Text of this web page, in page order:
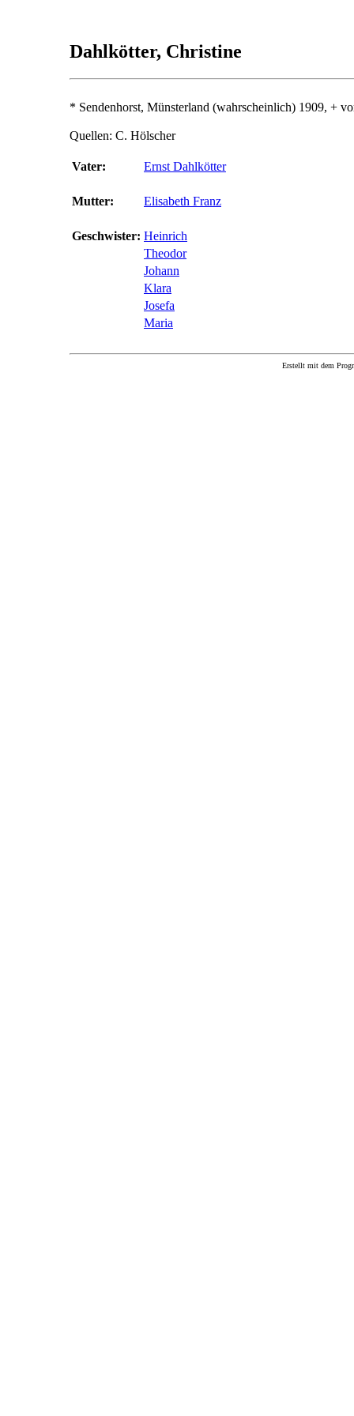
Dahlkötter, Christine
* Sendenhorst, Münsterland (wahrscheinlich) 1909, +
Quellen: C. Hölscher
Vater: Ernst Dahlkötter
Mutter: Elisabeth Franz
Geschwister: Heinrich
Theodor
Johann
Klara
Josefa
Maria
Erstellt mit dem